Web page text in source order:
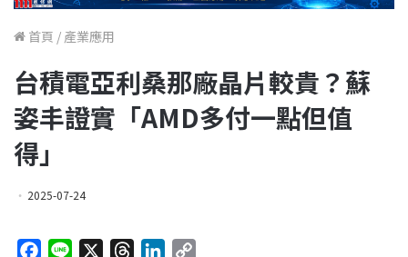
首頁 / 產業應用
台積電亞利桑那廠晶片較貴？蘇
姿丰證實「AMD多付一點但值
得」
2025-07-24